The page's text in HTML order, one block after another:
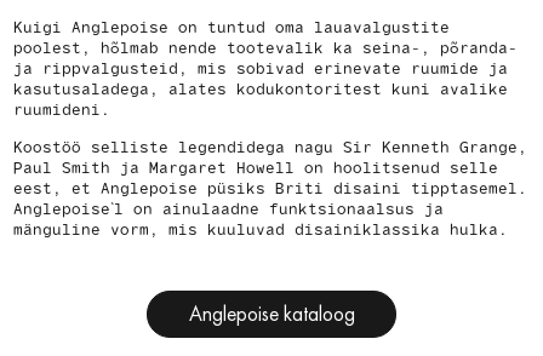
Kuigi Anglepoise on tuntud oma lauavalgustite
poolest, hõlmab nende tootevalik ka seina-, põranda-
ja rippvalgusteid, mis sobivad erinevate ruumide ja
kasutusaladega, alates kodukontoritest kuni avalike
ruumideni.
Koostöö selliste legendidega nagu Sir Kenneth Grange,
Paul Smith ja Margaret Howell on hoolitsenud selle
eest, et Anglepoise püsiks Briti disaini tipptasemel.
Anglepoise`l on ainulaadne funktsionaalsus ja
mänguline vorm, mis kuuluvad disainiklassika hulka.
Anglepoise kataloog